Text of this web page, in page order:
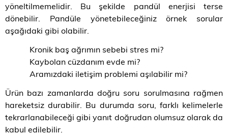
yöneltilmemelidir. Bu şekilde pandül enerjisi terse
dönebilir. Pandüle yönetebileceğiniz örnek sorular
aşağıdaki gibi olabilir.
Kronik baş ağrımın sebebi stres mi?
Kaybolan cüzdanım evde mi?
Aramızdaki iletişim problemi aşılabilir mi?
Ürün bazı zamanlarda doğru soru sorulmasına rağmen
hareketsiz durabilir. Bu durumda soru, farklı kelimelerle
tekrarlanabileceği gibi yanıt doğrudan olumsuz olarak da
kabul edilebilir.